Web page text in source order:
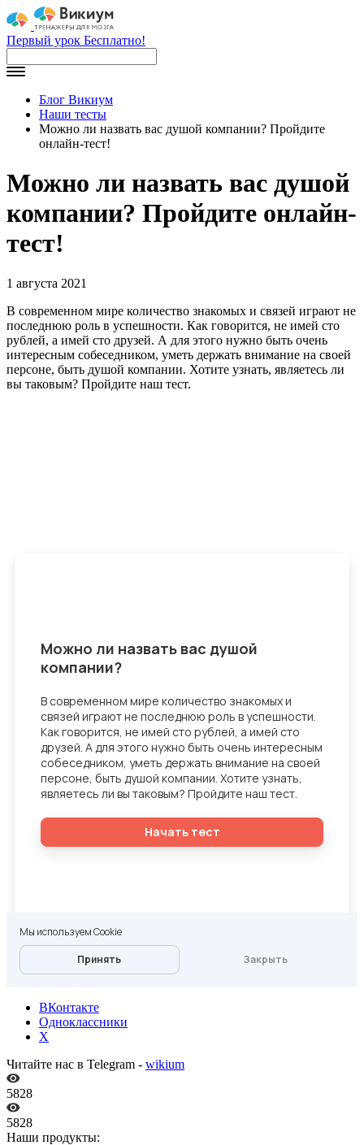
Первый урок Бесплатно!
Блог Викиум
Наши тесты
Можно ли назвать вас душой компании? Пройдите
онлайн-тест!
Можно ли назвать вас душой
компании? Пройдите онлайн-
тест!
1 августа 2021
В современном мире количество знакомых и связей играют не
последнюю роль в успешности. Как говорится, не имей сто
рублей, а имей сто друзей. А для этого нужно быть очень
интересным собеседником, уметь держать внимание на своей
персоне, быть душой компании. Хотите узнать, являетесь ли
вы таковым? Пройдите наш тест.
ВКонтакте
Одноклассники
X
Читайте нас в Telegram - wikium
5828
5828
Наши продукты: